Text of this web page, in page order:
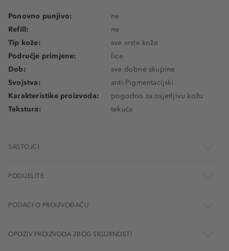
Ponovno punjivo:
ne
Refill:
ne
Tip kože:
sve vrste kože
Područje primjene:
lice
Dob:
sve dobne skupine
Svojstva:
anti-Pigmentacijski
Karakteristike proizvoda:
pogodno za osjetljivu kožu
Tekstura:
tekuća
SASTOJCI
PODIJELITE
PODACI O PROIZVOĐAČU
OPOZIV PROIZVODA ZBOG SIGURNOSTI